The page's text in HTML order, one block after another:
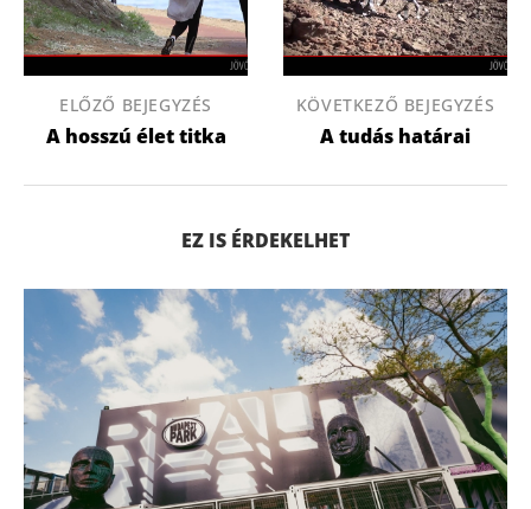
ELŐZŐ BEJEGYZÉS
A hosszú élet titka
KÖVETKEZŐ BEJEGYZÉS
A tudás határai
EZ IS ÉRDEKELHET